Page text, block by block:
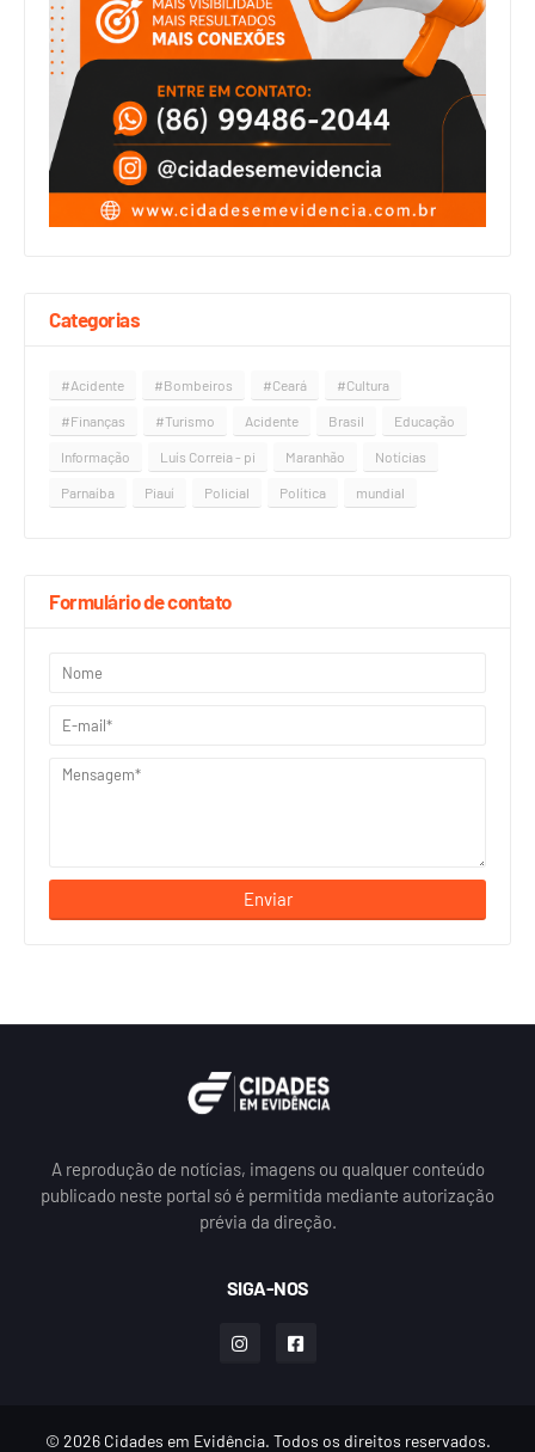
Categorias
#Acidente #Bombeiros #Ceará #Cultura
#Finanças #Turismo Acidente Brasil Educação
Informação Luís Correia - pi Maranhão Notícias
Parnaíba Piauí Policial Política mundial
Formulário de contato
A reprodução de notícias, imagens ou qualquer conteúdo
publicado neste portal só é permitida mediante autorização
prévia da direção.
SIGA-NOS
© 2026 Cidades em Evidência. Todos os direitos reservados.